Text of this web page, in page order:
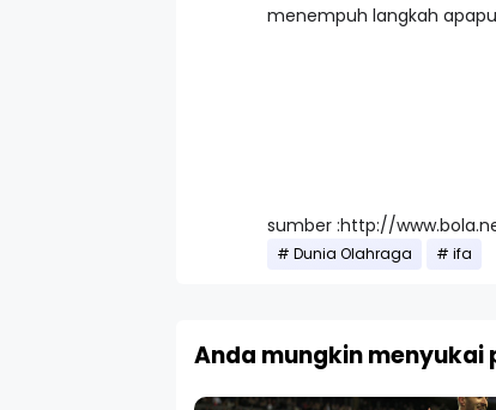
menempuh langkah
sumber :http://
Dunia Olahraga ifa
Anda mungkin menyukai